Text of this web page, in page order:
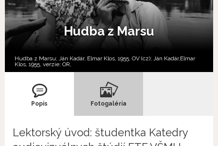
Hudba z Marsu
Hudba z Marsu; Ján Kadár, Elmar Klos, 1955, OV (cz); Ján Kadár,Elmar
Klos, 1955, verzie: OR,
Popis Fotogaléria
Lektorský úvod: študentka Katedry